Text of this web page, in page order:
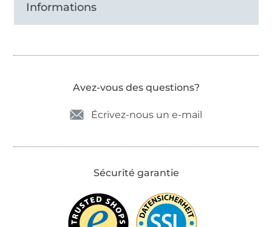
Informations
Avez-vous des questions?
Écrivez-nous un e-mail
Sécurité garantie